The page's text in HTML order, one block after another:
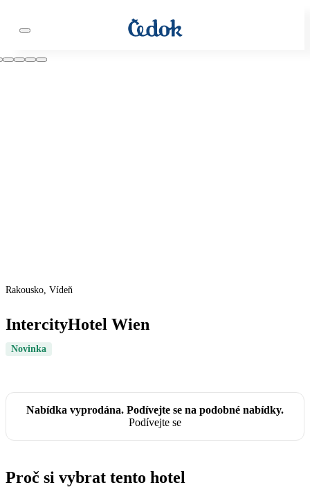
Rakousko, Vídeň
IntercityHotel Wien
Novinka
Nabídka vyprodána. Podívejte se na podobné nabídky.
Podívejte se
Proč si vybrat tento hotel